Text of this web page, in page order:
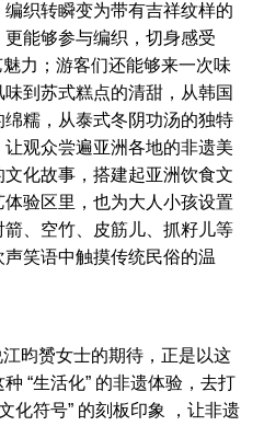
织转瞬变为带有吉祥纹样的
能够参与编织，切身感受
力；游客们还能够来一次味
到苏式糕点的清甜，从韩国
糯，从泰式冬阴功汤的独特
观众尝遍亚洲各地的非遗美
化故事，搭建起亚洲饮食文
验区里，也为大人小孩设置
、空竹、皮筋儿、抓籽儿等
笑语中触摸传统民俗的温
昀赟女士的期待，正是以这
“生活化” 的非遗体验，去打
化符号” 的刻板印象 ，让非遗